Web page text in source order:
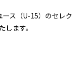
ス（U-15）のセレク
ます。